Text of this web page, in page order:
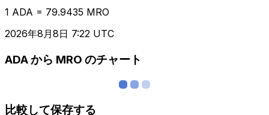
1 ADA = 79.9435 MRO
2026年8月8日 7:22 UTC
ADA から MRO のチャート
比較して保存する